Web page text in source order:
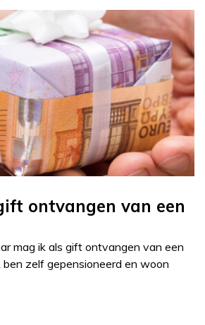
ontvangen van een
mag ik als gift ontvangen van een
ben zelf gepensioneerd en woon